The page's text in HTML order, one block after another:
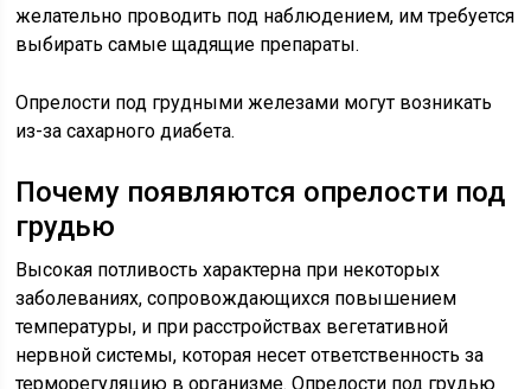
желательно проводить под наблюдением, им требуется
выбирать самые щадящие препараты.
Опрелости под грудными железами могут возникать
из-за сахарного диабета.
Почему появляются опрелости под
грудью
Высокая потливость характерна при некоторых
заболеваниях, сопровождающихся повышением
температуры, и при расстройствах вегетативной
нервной системы, которая несет ответственность за
терморегуляцию в организме. Опрелости под грудью